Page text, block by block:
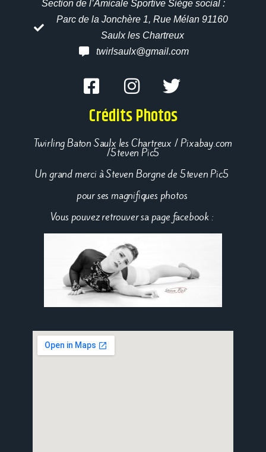
Section de l’Amicale Sportive Siège social :
Parc de la Jonchère 1, Rue Mélan 91160
Saulx les Chartreux
twirlsaulx@gmail.com
Crédits Photos
Twirling Baton Saulx les Chartreux / Pixabay.com
/5teven Pic5
Un grand merci à Steven Borgne de 5teven Pic5
pour ses magnifiques photos
Vous pouvez retrouver sa page facebook :